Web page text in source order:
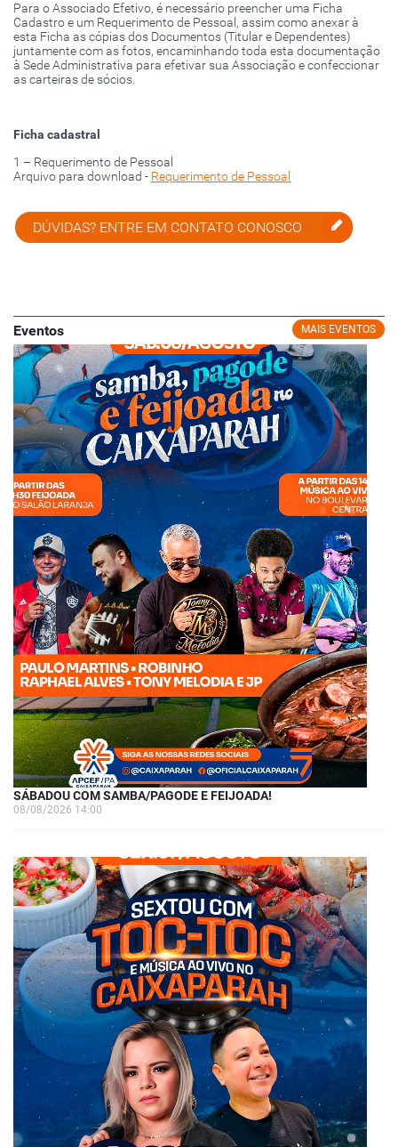
Para o Associado Efetivo, é necessário preencher uma Ficha
Cadastro e um Requerimento de Pessoal, assim como anexar à
esta Ficha as cópias dos Documentos (Titular e Dependentes)
juntamente com as fotos, encaminhando toda esta documentação
à Sede Administrativa para efetivar sua Associação e confeccionar
as carteiras de sócios.
Ficha cadastral
1 – Requerimento de Pessoal
Arquivo para download - Requerimento de Pessoal
DÚVIDAS? ENTRE EM CONTATO CONOSCO
MAIS EVENTOS
Eventos
SÁBADOU COM SAMBA/PAGODE E FEIJOADA!
08/08/2026 14:00